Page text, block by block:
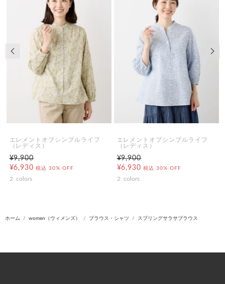
エレメントオブシンプルライフ
（レディス）
¥9,900
¥6,930 税込 30% OFF
2 colors
エレメントオブシンプルライフ
（レディス）
¥9,900
¥6,930 税込 30% OFF
2 colors
前の画像
ホーム women（ウィメンズ） ブラウス・シャツ スプリングサラサブラウス